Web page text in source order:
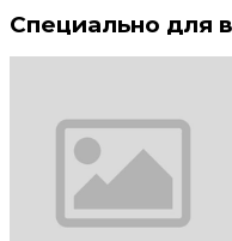
Специально для